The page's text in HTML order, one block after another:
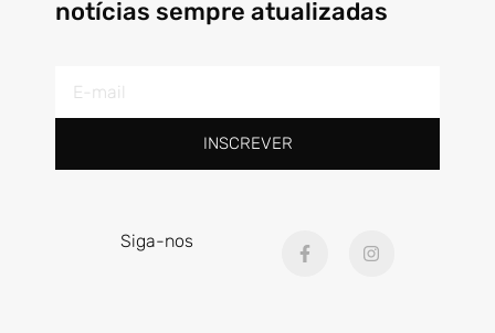
notícias sempre atualizadas
mail
INSCREVER
Siga-nos
a
n